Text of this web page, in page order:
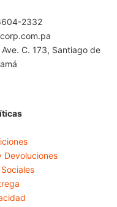
2332
C. 173, Santiago de
Devoluciones